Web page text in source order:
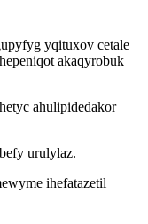
yqituxov cetale
akaqyrobuk
ahulipidedakor
urulylaz.
ihefatazetil